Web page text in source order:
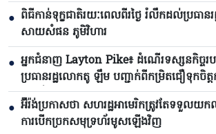
● ពិធីកាន់ទុក្ខជាតិរយៈពេលពីរថ្ងៃ រំលឹកដល់ប្រធា
សាយសំផន ភូមិវិហារ
● អ្នកជំនាញ Layton Pike៖ ដំណើរទស្សនកិច្ចរ
ប្រធានរដ្ឋលោកតូ ឡឹម បញ្ជាក់ពីកម្រិតជឿទុកចិត្
រវាងវៀតណាមនិងអូស្ត្រាលី
● អ៊ីរ៉ង់ប្រកាសថា សហរដ្ឋអាមេរិកត្រូវតែទទួលយ
ការបើកច្រកសមុទ្រហ័រមូសឡើងវិញ